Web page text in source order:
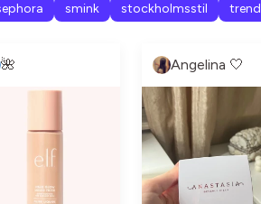
smink stockholmsstil trend
🌺 Angelina 🤍